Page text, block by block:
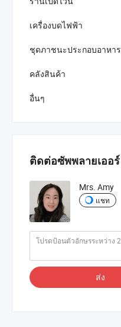
เครื่องบดไฟฟ้า
ชุดภาชนะประกอบอาหาร
คลังสินค้า
อื่นๆ
ติดต่อซัพพลายเออร์
Mrs. Amy
แชท
ส่ง